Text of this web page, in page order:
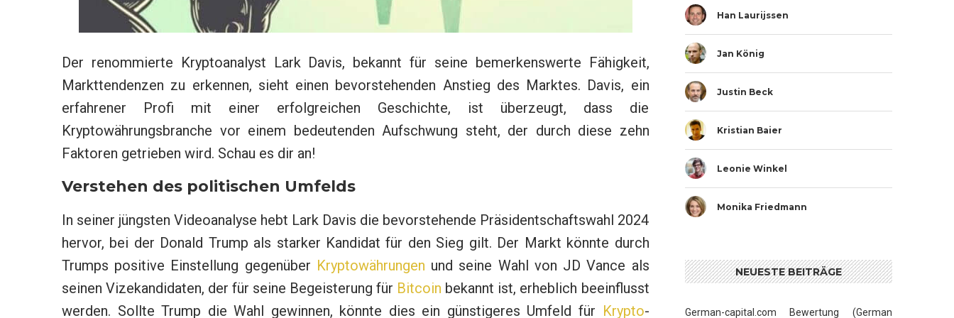
Der renommierte Kryptoanalyst Lark Davis, bekannt für seine bemerkenswerte Fähigkeit,
Markttendenzen zu erkennen, sieht einen bevorstehenden Anstieg des Marktes. Davis, ein
erfahrener Profi mit einer erfolgreichen Geschichte, ist überzeugt, dass die
Kryptowährungsbranche vor einem bedeutenden Aufschwung steht, der durch diese zehn
Faktoren getrieben wird. Schau es dir an!
Verstehen des politischen Umfelds
In seiner jüngsten Videoanalyse hebt Lark Davis die bevorstehende Präsidentschaftswahl 2024
hervor, bei der Donald Trump als starker Kandidat für den Sieg gilt. Der Markt könnte durch
Trumps positive Einstellung gegenüber Kryptowährungen und seine Wahl von JD Vance als
seinen Vizekandidaten, der für seine Begeisterung für Bitcoin bekannt ist, erheblich beeinflusst
werden. Sollte Trump die Wahl gewinnen, könnte dies ein günstigeres Umfeld für Krypto-
Han Laurijssen
Jan König
Justin Beck
Kristian Baier
Leonie Winkel
Monika Friedmann
NEUESTE BEITRÄGE
German-capital.com Bewertung (German